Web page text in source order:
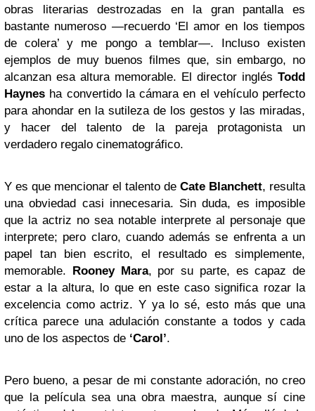
obras literarias destrozadas en la gran pantalla es
bastante numeroso —recuerdo ‘El amor en los tiempos
de colera’ y me pongo a temblar—. Incluso existen
ejemplos de muy buenos filmes que, sin embargo, no
alcanzan esa altura memorable. El director inglés Todd
Haynes ha convertido la cámara en el vehículo perfecto
para ahondar en la sutileza de los gestos y las miradas,
y hacer del talento de la pareja protagonista un
verdadero regalo cinematográfico.
Y es que mencionar el talento de Cate Blanchett, resulta
una obviedad casi innecesaria. Sin duda, es imposible
que la actriz no sea notable interprete al personaje que
interprete; pero claro, cuando además se enfrenta a un
papel tan bien escrito, el resultado es simplemente,
memorable. Rooney Mara, por su parte, es capaz de
estar a la altura, lo que en este caso significa rozar la
excelencia como actriz. Y ya lo sé, esto más que una
crítica parece una adulación constante a todos y cada
uno de los aspectos de ‘Carol’.
Pero bueno, a pesar de mi constante adoración, no creo
que la película sea una obra maestra, aunque sí cine